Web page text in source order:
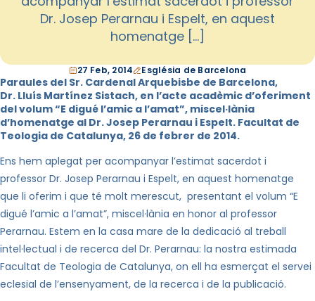
Dr. Josep Perarnau i Espelt, en aquest
homenatge […]
27 Feb, 2014 Església de Barcelona
Paraules del Sr. Cardenal Arquebisbe de Barcelona,
Dr. Lluís Martínez Sistach, en l’acte acadèmic d’oferiment
del volum “E digué l’amic a l’amat”, miscel·lània
d’homenatge al Dr. Josep Perarnau i Espelt. Facultat de
Teologia de Catalunya, 26 de febrer de 2014.
Ens hem aplegat per acompanyar l’estimat sacerdot i
professor Dr. Josep Perarnau i Espelt, en aquest homenatge
que li oferim i que té molt merescut, presentant el volum “E
digué l’amic a l’amat”, miscel·lània en honor al professor
Perarnau. Estem en la casa mare de la dedicació al treball
intel·lectual i de recerca del Dr. Perarnau: la nostra estimada
Facultat de Teologia de Catalunya, on ell ha esmerçat el servei
eclesial de l’ensenyament, de la recerca i de la publicació.